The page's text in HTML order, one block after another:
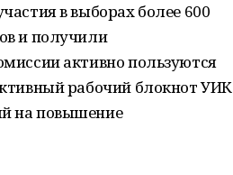
в выборах более 600
и получили
активно пользуются
рабочий блокнот УИК
на повышение